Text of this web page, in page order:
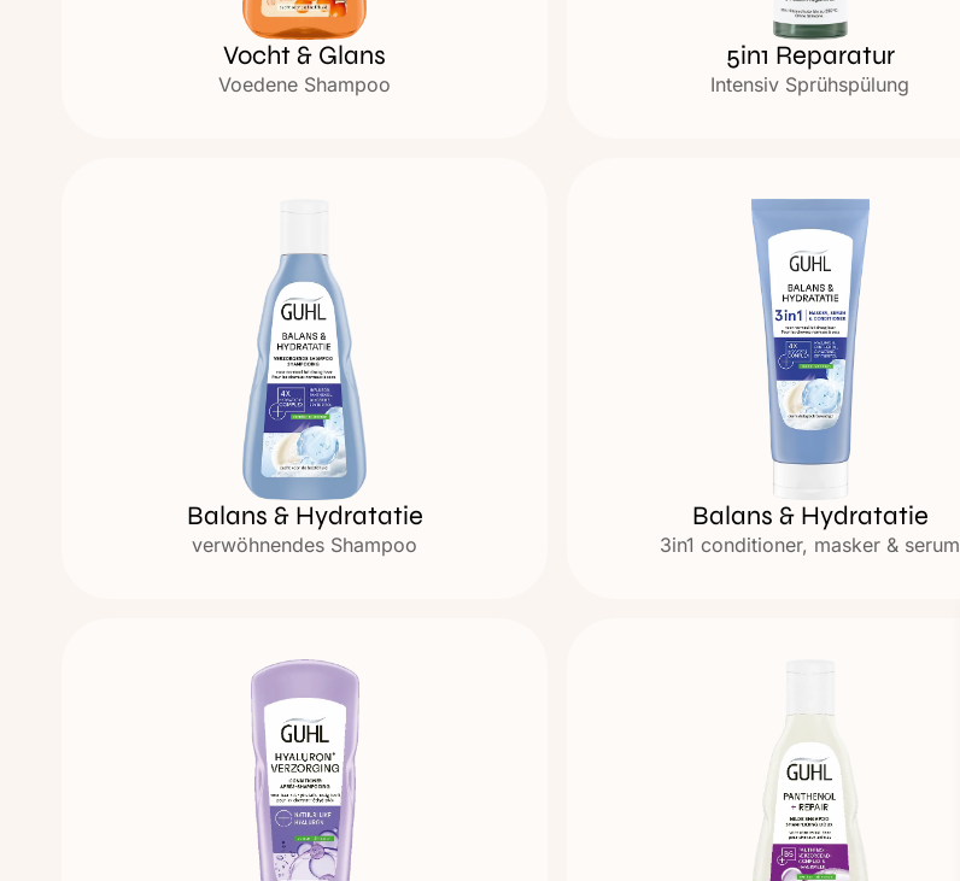
Vocht & Glans
Voedene Shampoo
5in1 Reparatur
Intensiv Sprühspülung
Balans & Hydratatie
verwöhnendes Shampoo
Balans & Hydratatie
3in1 conditioner, masker & serum